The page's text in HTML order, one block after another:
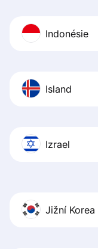
Indonésie
Island
Izrael
Jižní Korea